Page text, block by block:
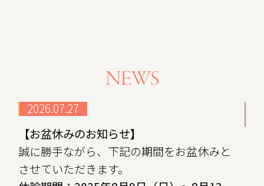
NEWS
2026.07.27
【お盆休みのお知らせ】
誠に勝手ながら、下記の期間をお盆休みと
させていただきます。